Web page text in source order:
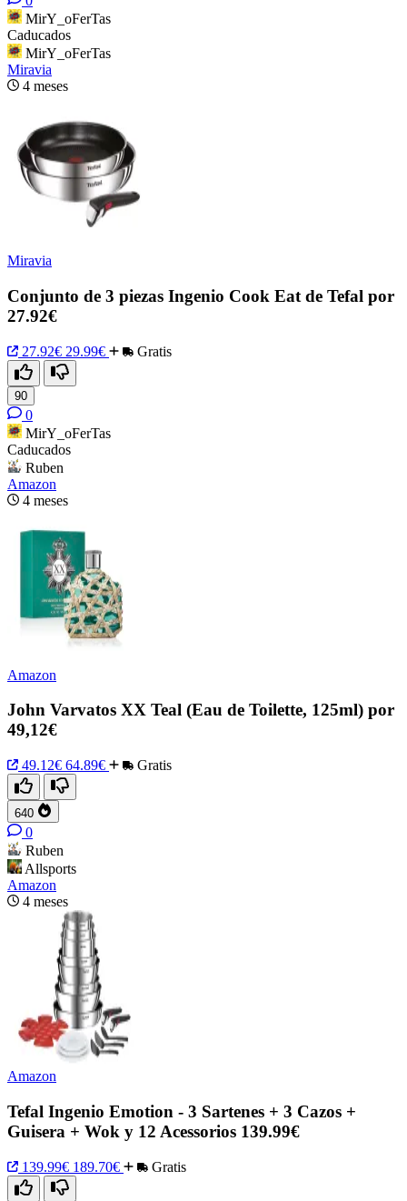
MirY_oFerTas
Caducados
MirY_oFerTas
Miravia
4 meses
Miravia
Conjunto de 3 piezas Ingenio Cook Eat de Tefal por
27.92€
27.92€ 29.99€ Gratis
90
0
MirY_oFerTas
Caducados
Ruben
Amazon
4 meses
Amazon
John Varvatos XX Teal (Eau de Toilette, 125ml) por
49,12€
49.12€ 64.89€ Gratis
640
0
Ruben
Allsports
Amazon
4 meses
Amazon
Tefal Ingenio Emotion - 3 Sartenes + 3 Cazos +
Guisera + Wok y 12 Acessorios 139.99€
139.99€ 189.70€ Gratis